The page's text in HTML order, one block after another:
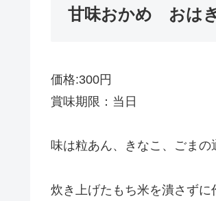
甘味おかめ おは
価格:300円
賞味期限：当日
味は粒あん、きなこ、ごまの
炊き上げたもち米を潰さずに